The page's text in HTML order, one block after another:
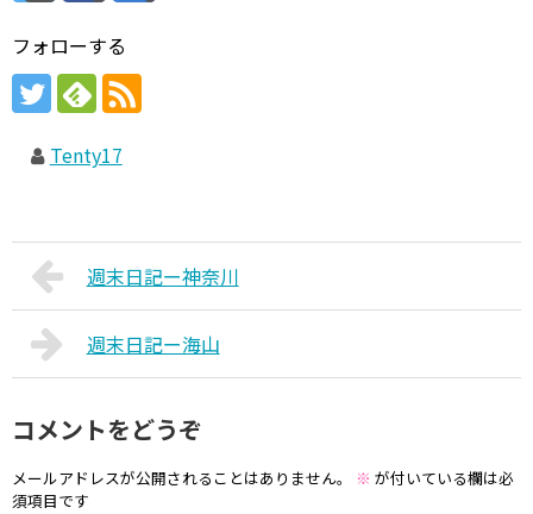
フォローする
Tenty17
週末日記ー神奈川
週末日記ー海山
コメントをどうぞ
メールアドレスが公開されることはありません。 ※ が付いている欄は必
須項目です